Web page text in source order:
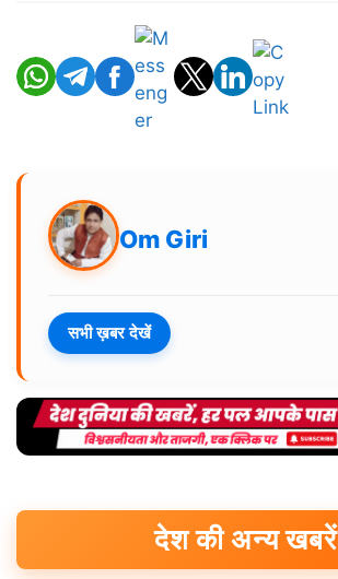
Om Giri
सभी ख़बर देखें
देश की अन्य खबरें